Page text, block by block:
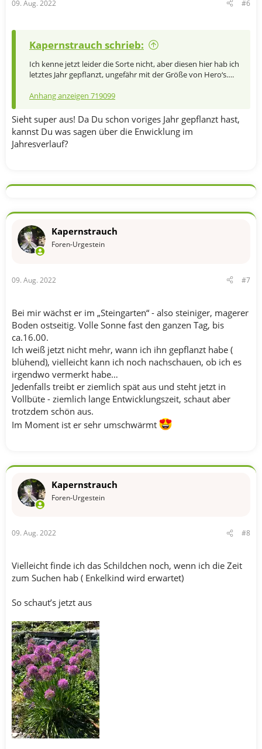
09. Aug. 2022 #6
Kapernstrauch schrieb:
Ich kenne jetzt leider die Sorte nicht, aber diesen hier hab ich
letztes Jahr gepflanzt, ungefähr mit der Größe von Hero‘s….
Anhang anzeigen 719099
Sieht super aus! Da Du schon voriges Jahr gepflanzt hast,
kannst Du was sagen über die Enwicklung im
Jahresverlauf?
Kapernstrauch
Foren-Urgestein
09. Aug. 2022 #7
Bei mir wächst er im „Steingarten“ - also steiniger, magerer
Boden ostseitig. Volle Sonne fast den ganzen Tag, bis
ca.16.00.
Ich weiß jetzt nicht mehr, wann ich ihn gepflanzt habe (
blühend), vielleicht kann ich noch nachschauen, ob ich es
irgendwo vermerkt habe…
Jedenfalls treibt er ziemlich spät aus und steht jetzt in
Vollbüte - ziemlich lange Entwicklungszeit, schaut aber
trotzdem schön aus.
Im Moment ist er sehr umschwärmt
Kapernstrauch
Foren-Urgestein
09. Aug. 2022 #8
Vielleicht finde ich das Schildchen noch, wenn ich die Zeit
zum Suchen hab ( Enkelkind wird erwartet)
So schaut’s jetzt aus